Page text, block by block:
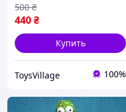
440₴
500 ₴
Купить
ToysVillage 100%